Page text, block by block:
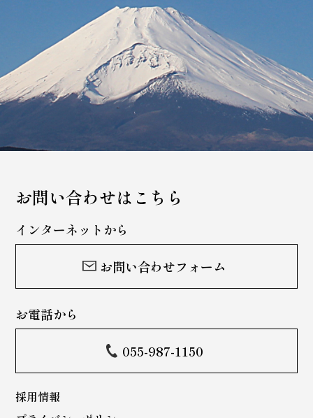
お問い合わせはこちら
インターネットから
お問い合わせフォーム
お電話から
055-987-1150
採用情報